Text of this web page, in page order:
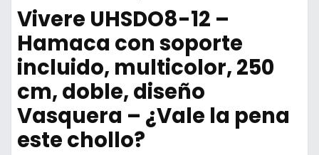
Vivere UHSDO8-12 –
Hamaca con soporte
incluido, multicolor, 250
cm, doble, diseño
Vasquera – ¿Vale la pena
este chollo?